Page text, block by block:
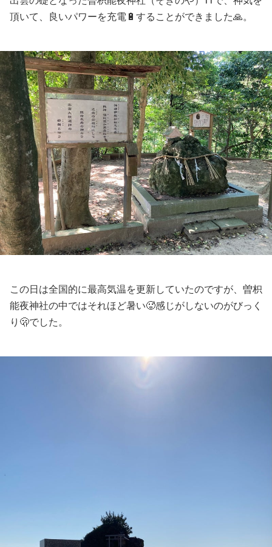
頂いて、良いパワーを充電🔋することができました🙏。
この日は全国的に最高気温を更新していたのですが、曽枳
能夜神社の中ではそれほど暑い🥵感じがしないのがびっく
り🫢でした。